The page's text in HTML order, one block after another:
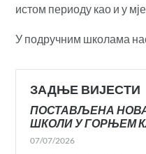
истом периоду као и у
У подручним школама
ЗАДЊЕ ВИЈЕСТИ
ПОСТАВЉЕНА
ШКОЛИ У ГОРЊЕМ
07/07/2026